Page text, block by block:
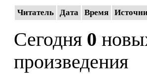
Читатель Дата Время
Сегодня 0
произведения